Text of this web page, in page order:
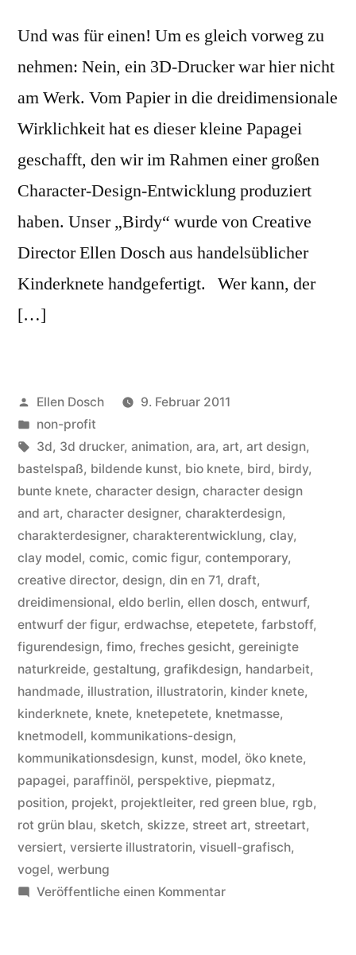
Und was für einen! Um es gleich vorweg zu
nehmen: Nein, ein 3D-Drucker war hier nicht
am Werk. Vom Papier in die dreidimensionale
Wirklichkeit hat es dieser kleine Papagei
geschafft, den wir im Rahmen einer großen
Character-Design-Entwicklung produziert
haben. Unser „Birdy“ wurde von Creative
Director Ellen Dosch aus handelsüblicher
Kinderknete handgefertigt. Wer kann, der
[…]
Veröffentlicht
von
Ellen Dosch
9. Februar 2011
Veröffentlicht
in
non-profit
Schlagwörter:
3d, 3d drucker, animation, ara, art, art design,
bastelspaß, bildende kunst, bio knete, bird, birdy,
bunte knete, character design, character design
and art, character designer, charakterdesign,
charakterdesigner, charakterentwicklung, clay,
clay model, comic, comic figur, contemporary,
creative director, design, din en 71, draft,
dreidimensional, eldo berlin, ellen dosch, entwurf,
entwurf der figur, erdwachse, etepetete, farbstoff,
figurendesign, fimo, freches gesicht, gereinigte
naturkreide, gestaltung, grafikdesign, handarbeit,
handmade, illustration, illustratorin, kinder knete,
kinderknete, knete, knetepetete, knetmasse,
knetmodell, kommunikations-design,
kommunikationsdesign, kunst, model, öko knete,
papagei, paraffinöl, perspektive, piepmatz,
position, projekt, projektleiter, red green blue, rgb,
rot grün blau, sketch, skizze, street art, streetart,
versiert, versierte illustratorin, visuell-grafisch,
vogel, werbung
Veröffentliche einen Kommentarzu